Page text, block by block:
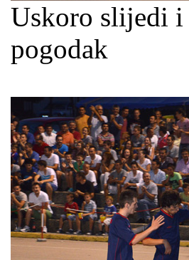
Uskoro slijedi i
pogodak